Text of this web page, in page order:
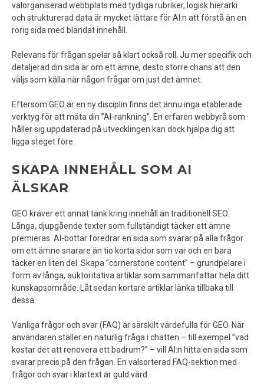
välorganiserad webbplats med tydliga rubriker, logisk hierarki
och strukturerad data är mycket lättare för AI:n att förstå än en
rörig sida med blandat innehåll.
Relevans för frågan spelar så klart också roll. Ju mer specifik och
detaljerad din sida är om ett ämne, desto större chans att den
väljs som källa när någon frågar om just det ämnet.
Eftersom GEO är en ny disciplin finns det ännu inga etablerade
verktyg för att mäta din ”AI-rankning”. En erfaren webbyrå som
håller sig uppdaterad på utvecklingen kan dock hjälpa dig att
ligga steget före.
SKAPA INNEHÅLL SOM AI
ÄLSKAR
GEO kräver ett annat tänk kring innehåll än traditionell SEO.
Långa, djupgående texter som fullständigt täcker ett ämne
premieras. AI-bottar föredrar en sida som svarar på alla frågor
om ett ämne snarare än tio korta sidor som var och en bara
täcker en liten del. Skapa ”cornerstone content” – grundpelare i
form av långa, auktoritativa artiklar som sammanfattar hela ditt
kunskapsområde. Låt sedan kortare artiklar länka tillbaka till
dessa.
Vanliga frågor och svar (FAQ) är särskilt värdefulla för GEO. När
användaren ställer en naturlig fråga i chatten – till exempel ”vad
kostar det att renovera ett badrum?” – vill AI:n hitta en sida som
svarar precis på den frågan. En välsorterad FAQ-sektion med
frågor och svar i klartext är guld värd.